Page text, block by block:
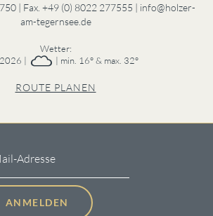
| Fax. +49 (0) 8022 277555 | info@holzer-
am-tegernsee.de
Wetter:
|
| min. 16° & max. 32°
ROUTE PLANEN
Adresse
ANMELDEN